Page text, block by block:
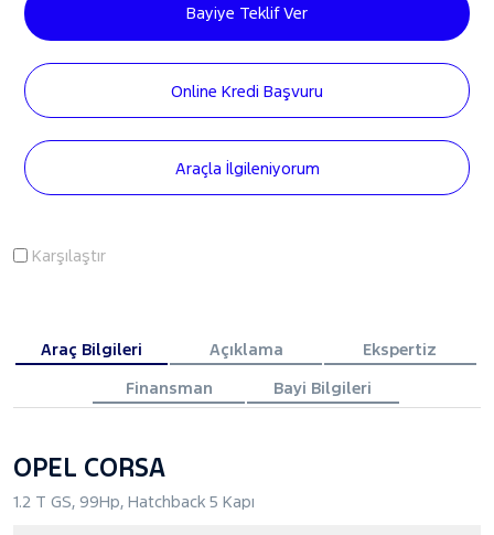
Bayiye Teklif Ver
Online Kredi Başvuru
Araçla İlgileniyorum
Karşılaştır
Araç Bilgileri Açıklama
Ekspertiz
Finansman
Bayi Bilgileri
OPEL CORSA
1.2 T GS, 99Hp, Hatchback 5 Kapı